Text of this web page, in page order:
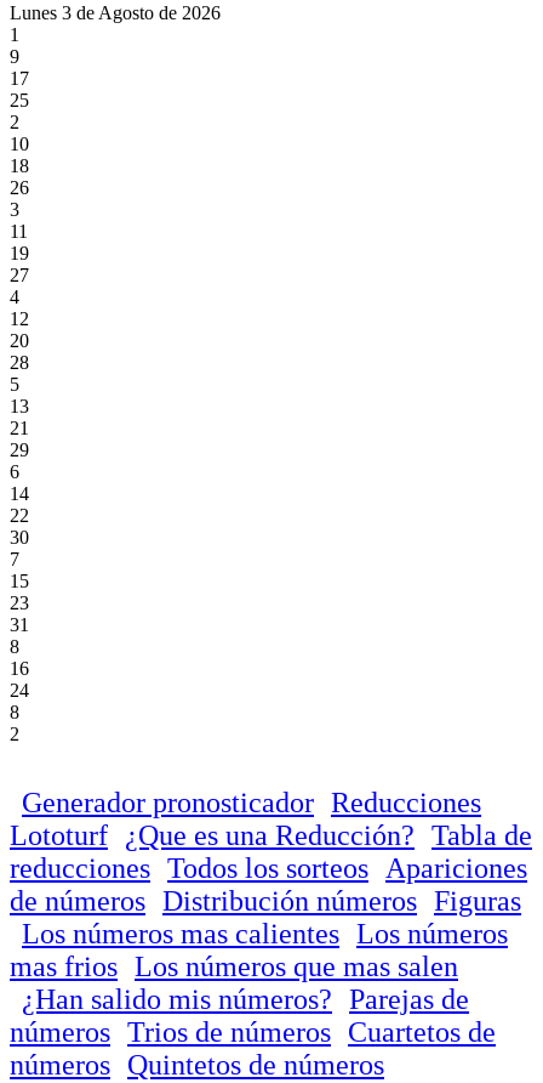
Lunes 3 de Agosto de 2026
1
9
17
25
2
10
18
26
3
11
19
27
4
12
20
28
5
13
21
29
6
14
22
30
7
15
23
31
8
16
24
8
2
Generador pronosticador Reducciones
Lototurf
¿Que es una Reducción? Tabla de
reducciones Todos los sorteos
Apariciones
de números Distribución números Figuras
Los números mas calientes Los números
mas frios Los números que mas salen
¿Han salido mis números? Parejas de
números Trios de números Cuartetos de
números Quintetos de números